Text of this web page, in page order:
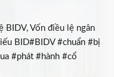
BIDV, Vốn điều lệ ngân
BID#BIDV #chuẩn #bị
#phát #hành #cổ